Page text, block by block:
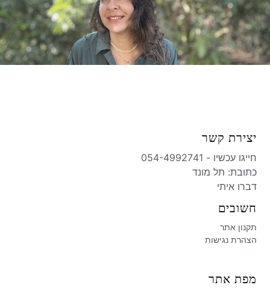
יצירת קשר
חייגו עכשיו - 054-4992741
כתובת: תל מונד​
דברו איתי
חשובים
תקנון אתר
הצהרת נגישות
מפת אתר